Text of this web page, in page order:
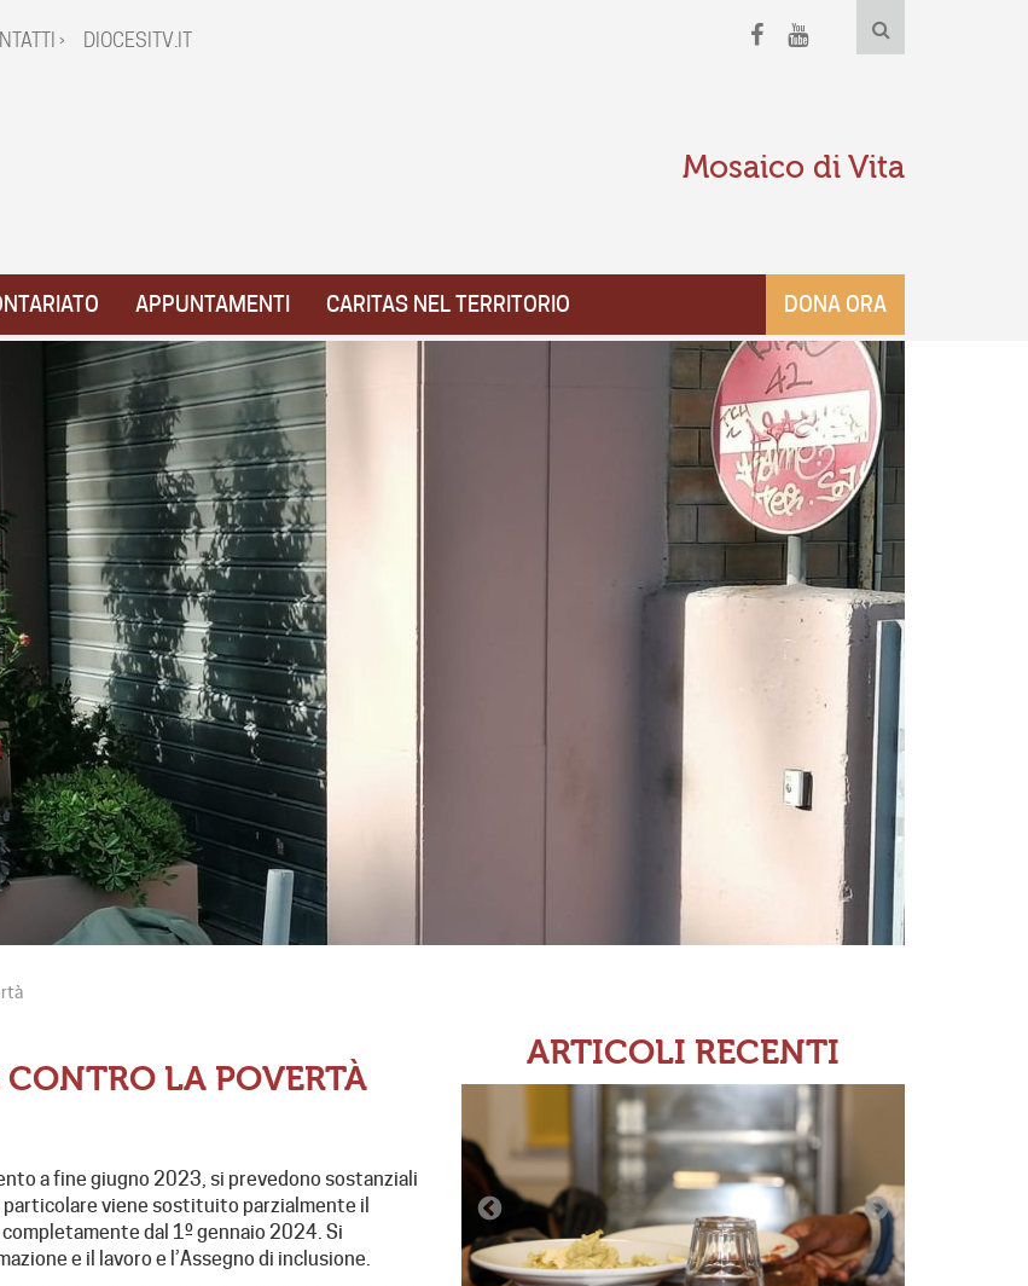
› DIOCESITV.IT
Mosaico di Vita
APPUNTAMENTI CARITAS NEL TERRITORIO DONA ORA
LA POVERTÀ
a fine giugno 2023, si prevedono sostanziali
viene sostituito parzialmente il
dal 1º gennaio 2024. Si
e il lavoro e l’Assegno di inclusione.
ARTICOLI RECENTI